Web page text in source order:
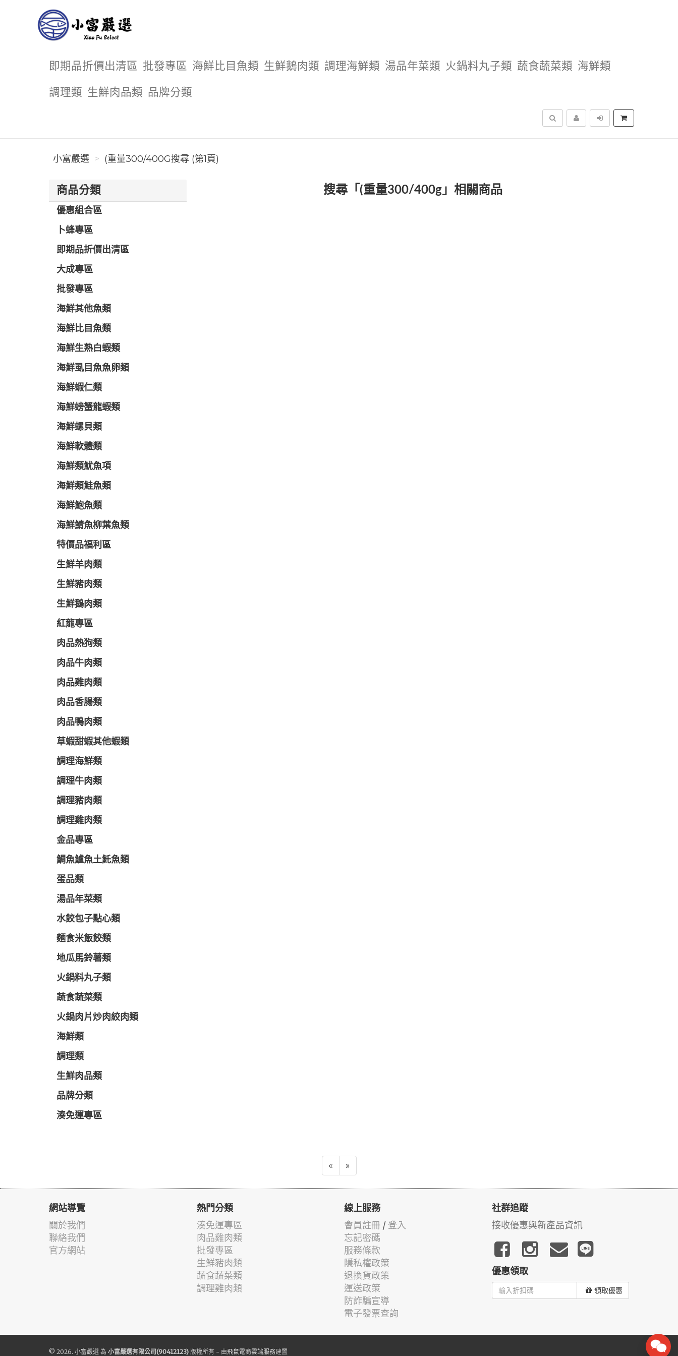
即期品折價出清區 批發專區 海鮮比目魚類 生鮮鵝肉類 調理海鮮類 湯品年菜類 火鍋料丸子類 蔬食蔬菜類 海鮮類
調理類 生鮮肉品類 品牌分類
搜尋
小富嚴選 (重量300/400G搜尋 (第1頁)
商品分類
優惠組合區
卜蜂專區
即期品折價出清區
大成專區
批發專區
海鮮其他魚類
海鮮比目魚類
海鮮生熟白蝦類
海鮮虱目魚魚卵類
海鮮蝦仁類
海鮮螃蟹龍蝦類
海鮮螺貝類
海鮮軟體類
海鮮類魷魚項
海鮮類鮭魚類
海鮮鮑魚類
海鮮鯖魚柳葉魚類
特價品福利區
生鮮羊肉類
生鮮豬肉類
生鮮鵝肉類
紅龍專區
肉品熱狗類
肉品牛肉類
肉品雞肉類
肉品香腸類
肉品鴨肉類
草蝦甜蝦其他蝦類
調理海鮮類
調理牛肉類
調理豬肉類
調理雞肉類
金品專區
鯛魚鱸魚土魠魚類
蛋品類
湯品年菜類
水餃包子點心類
麵食米飯餃類
地瓜馬鈴薯類
火鍋料丸子類
蔬食蔬菜類
火鍋肉片炒肉絞肉類
海鮮類
調理類
生鮮肉品類
品牌分類
湊免運專區
搜尋「(重量300/400g」相關商品
« »
網站導覽
關於我們
聯絡我們
官方網站
熱門分類
湊免運專區
肉品雞肉類
批發專區
生鮮豬肉類
蔬食蔬菜類
調理雞肉類
線上服務
會員註冊 / 登入
忘記密碼
服務條款
隱私權政策
退換貨政策
運送政策
防詐騙宣導
電子發票查詢
社群追蹤
接收優惠與新產品資訊
優惠領取
領取優惠
© 2026. 小富嚴選 為 小富嚴選有限公司(90412123) 版權所有 - 由飛鼠電商雲端服務建置